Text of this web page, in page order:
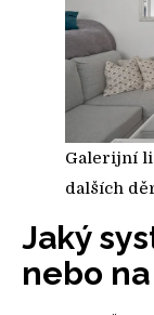
Galerijní
dalších
Jaký
nebo